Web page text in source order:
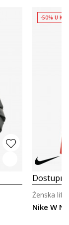
-50% U
Nike W
Ženska